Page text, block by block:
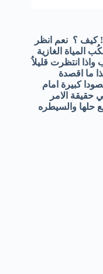
كيف ؟ نعم انظر
المياة الغازية
انتظرت قليلاُ
ما اقصدة
كبيرة امام
حقيقة الامر
حلها والسيطره